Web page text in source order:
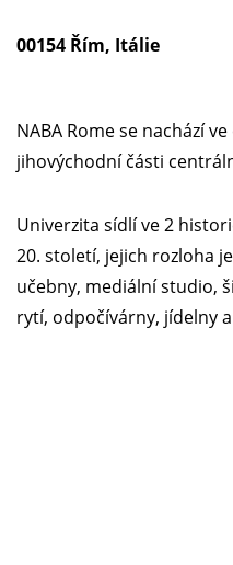
00154 Řím, Itálie
NABA Rome se nachází
jihovýchodní části
Univerzita sídlí ve 2
20. století, jejich rozloha
učebny, mediální studio,
rytí, odpočívárny, jídelny